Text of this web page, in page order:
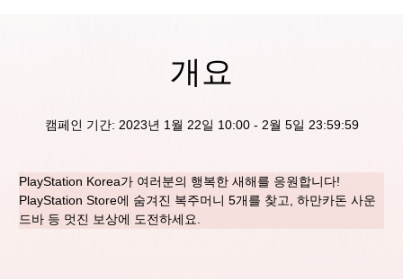
개요
캠페인 기간: 2023년 1월 22일 10:00 - 2월 5일 23:59:59
PlayStation Korea가 여러분의 행복한 새해를 응원합니다!
PlayStation Store에 숨겨진 복주머니 5개를 찾고, 하만카돈 사운
드바 등 멋진 보상에 도전하세요.